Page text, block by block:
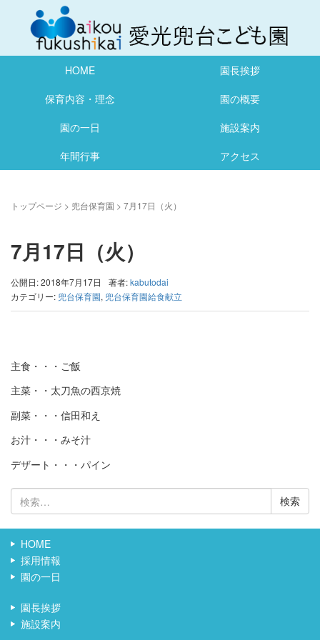
HOME
園長挨拶
保育内容・理念
園の概要
園の一日
施設案内
年間行事
アクセス
トップページ > 兜台保育園 > 7月17日（火）
7月17日（火）
公開日: 2018年7月17日 著者:kabutodai
カテゴリー: 兜台保育園, 兜台保育園給食献立
主食・・・ご飯
主菜・・太刀魚の西京焼
副菜・・・信田和え
お汁・・・みそ汁
デザート・・・パイン
検
索:
HOME
採用情報
園の一日
園長挨拶
施設案内